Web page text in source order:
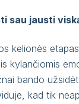
sau jausti
kelionės
kylančiomis
bando
kad tik